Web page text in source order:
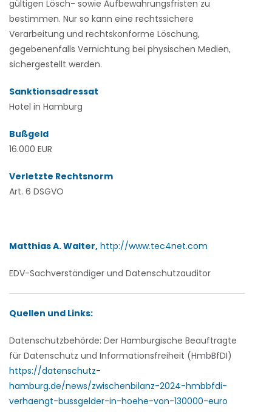
gültigen Lösch- sowie Aufbewahrungsfristen zu
bestimmen. Nur so kann eine rechtssichere
Verarbeitung und rechtskonforme Löschung,
gegebenenfalls Vernichtung bei physischen Medien,
sichergestellt werden.
Sanktionsadressat
Hotel in Hamburg
Bußgeld
16.000 EUR
Verletzte Rechtsnorm
Art. 6 DSGVO
Matthias A. Walter, http://www.tec4net.com
EDV-Sachverständiger und Datenschutzauditor
Quellen und Links:
Datenschutzbehörde: Der Hamburgische Beauftragte
für Datenschutz und Informationsfreiheit (HmbBfDI)
https://datenschutz-
hamburg.de/news/zwischenbilanz-2024-hmbbfdi-
verhaengt-bussgelder-in-hoehe-von-130000-euro